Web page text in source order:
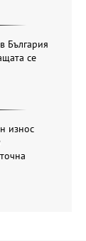
България
се
износ